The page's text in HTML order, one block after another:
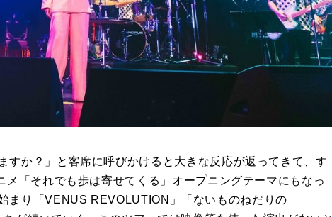
すか？」と客席に呼びかけると大きな反応が返ってきて、す
「それでも歩は寄せてくる」オープニングテーマにもなっ
まり「VENUS REVOLUTION」「ないものねだりの